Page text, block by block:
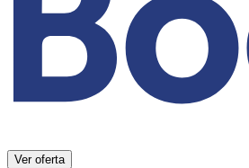
Ver oferta